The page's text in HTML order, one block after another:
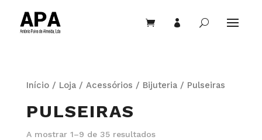
  U
Início/ Loja/ Acessórios / Bijuteria/ Pulseiras
PULSEIRAS
A mostrar 1–9 de 35 resultados